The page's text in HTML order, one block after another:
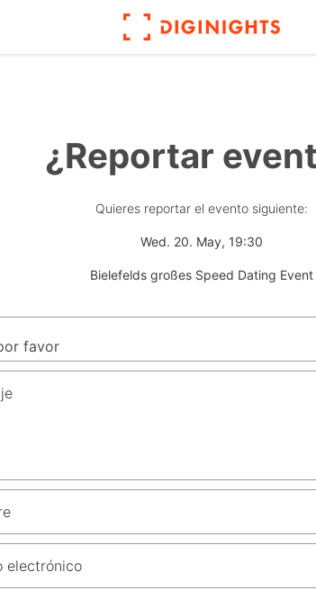
¿Reportar
Quieres reportar el evento siguiente:
Wed. 20. May, 19:30
Bielefelds großes Speed Dating Event
electrónico